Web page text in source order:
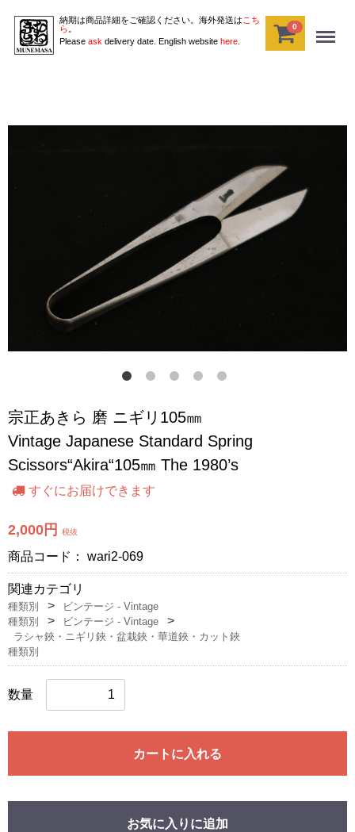
納期は商品詳細をご確認ください。海外発送は こち
ら 。
Please ask delivery date. English website here
0 Menu
宗正あきら 磨 ニギリ105㎜
Vintage Japanese Standard Spring
Scissors“Akira“105㎜ The 1980’s
すぐにお届けできます
2,000円 税抜
商品コード： wari2-069
関連カテゴリ
種類別
ビンテージ - Vintage
種類別
ビンテージ - Vintage
ラシャ鋏・ニギリ鋏・盆栽鋏・華道鋏・カット鋏
種類別
数量
カートに入れる
お気に入りに追加